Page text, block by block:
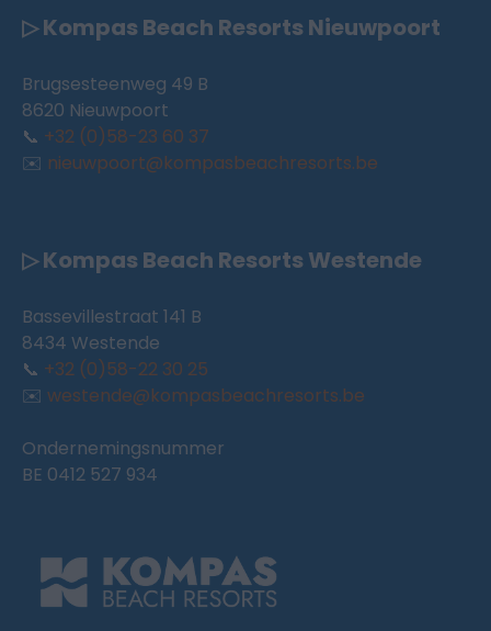
▷ Kompas Beach Resorts Nieuwpoort
Brugsesteenweg 49 B
8620 Nieuwpoort
📞 +32 (0)58-23 60 37
✉️ nieuwpoort@kompasbeachresorts.be
▷ Kompas Beach Resorts Westende
Bassevillestraat 141 B
8434 Westende
📞 +32 (0)58-22 30 25
✉️ westende@kompasbeachresorts.be
Ondernemingsnummer
BE 0412 527 934